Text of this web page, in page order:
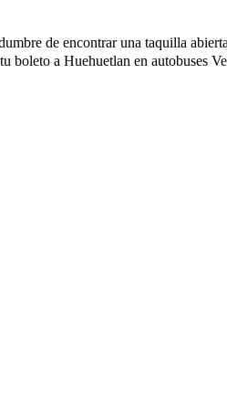
de encontrar una taquilla
boleto a Huehuetlan en autobuses